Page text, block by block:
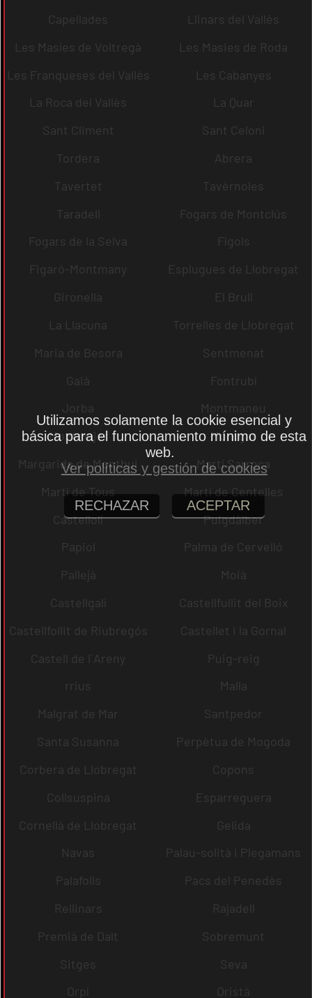
Capellades
Llinars del Vallès
Les Masíes de Voltregà
Les Masies de Roda
Les Franqueses del Vallès
Les Cabanyes
La Roca del Vallès
La Quar
Sant Climent
Sant Celoni
Tordera
Abrera
Tavertet
Tavèrnoles
Taradell
Fogars de Montclús
Fogars de la Selva
Fígols
Figaró-Montmany
Esplugues de Llobregat
Gironella
El Brull
La Llacuna
Torrelles de Llobregat
Maria de Besora
Sentmenat
Gaià
Fontrubí
Jorba
Montmaneu
Montmajor
Montgat
Margarida de Montbui
Martí Sarroca
Martí de Tous
Martí de Centelles
Castellolí
Puigdàlber
Papiol
Palma de Cervelló
Pallejà
Moià
Castellgalí
Castellfullit del Boix
Castellfollit de Riubregós
Castellet i la Gornal
Castell de l´Areny
Puig-reig
rrius
Malla
Malgrat de Mar
Santpedor
Santa Susanna
Perpètua de Mogoda
Corbera de Llobregat
Copons
Collsuspina
Esparreguera
Cornellà de Llobregat
Gelida
Navas
Palau-solità i Plegamans
Palafolls
Pacs del Penedès
Rellinars
Rajadell
Premià de Dalt
Sobremunt
Sitges
Seva
Orpí
Oristà
Utilizamos solamente la cookie esencial y
básica para el funcionamiento mínimo de esta
web.
Ver políticas y gestión de cookies
RECHAZAR ACEPTAR